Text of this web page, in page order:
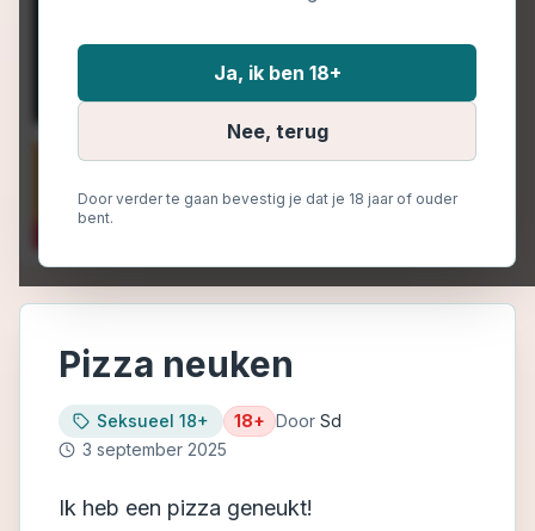
Ja, ik ben 18+
Nee, terug
Door verder te gaan bevestig je dat je 18 jaar of ouder
bent.
Pizza neuken
Seksueel 18+ 18+ Door Sd
3 september 2025
Ik heb een pizza geneukt!